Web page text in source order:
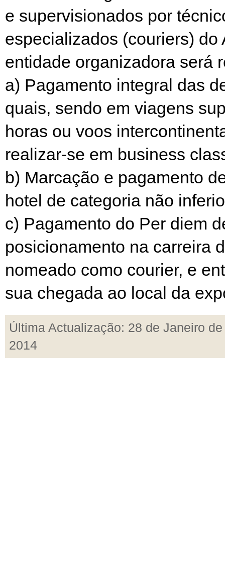
e supervisionados por
especializados (couriers) do
entidade organizadora será
a) Pagamento integral das
quais, sendo em viagens
horas ou voos
realizar-se em business
b) Marcação e pagamento
hotel de categoria não
c) Pagamento do Per diem
posicionamento na carreira
nomeado como courier, e
sua chegada ao local da
Última Actualização: 28 de Janeiro de
2014